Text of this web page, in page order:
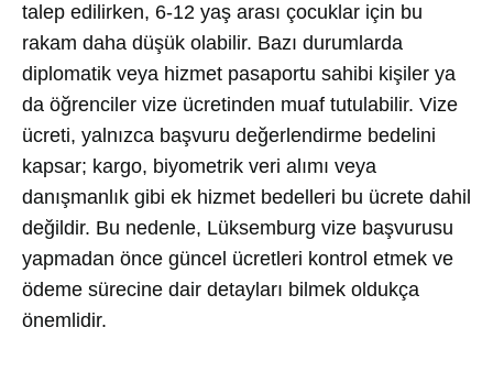
talep edilirken, 6-12 yaş arası çocuklar için bu
rakam daha düşük olabilir. Bazı durumlarda
diplomatik veya hizmet pasaportu sahibi kişiler ya
da öğrenciler vize ücretinden muaf tutulabilir. Vize
ücreti, yalnızca başvuru değerlendirme bedelini
kapsar; kargo, biyometrik veri alımı veya
danışmanlık gibi ek hizmet bedelleri bu ücrete dahil
değildir. Bu nedenle, Lüksemburg vize başvurusu
yapmadan önce güncel ücretleri kontrol etmek ve
ödeme sürecine dair detayları bilmek oldukça
önemlidir.